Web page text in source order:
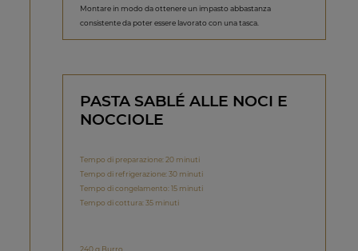
Montare in modo da ottenere un impasto abbastanza
consistente da poter essere lavorato con una tasca.
PASTA SABLÉ ALLE NOCI E
NOCCIOLE
Tempo di preparazione: 20 minuti
Tempo di refrigerazione: 30 minuti
Tempo di congelamento: 15 minuti
Tempo di cottura: 35 minuti
240 g Burro